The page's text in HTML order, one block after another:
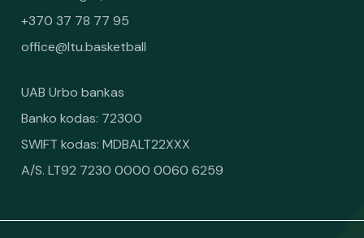
+370 37 78 77 95
office@ltu.basketball
UAB Urbo bankas
Banko kodas: 72300
SWIFT kodas: MDBALT22XXX
A/S. LT92 7230 0000 0060 6259